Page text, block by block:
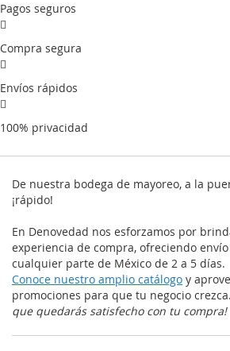
Pagos seguros
Compra segura
Envíos rápidos
100% privacidad
De nuestra bodega de mayoreo, a la
¡rápido!
En Denovedad nos esforzamos por
experiencia de compra, ofreciendo
cualquier parte de México de 2 a 5 días.
Conoce nuestro amplio catálogo y
promociones para que tu negocio crezca.
que quedarás satisfecho con tu compra!